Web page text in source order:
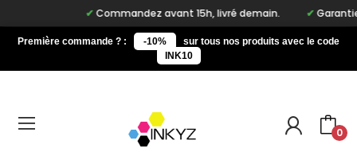
Commandez avant 15h, livré demain. Garantie
Première commande ? : -10%
sur tous nos produits avec le code
INK10
0